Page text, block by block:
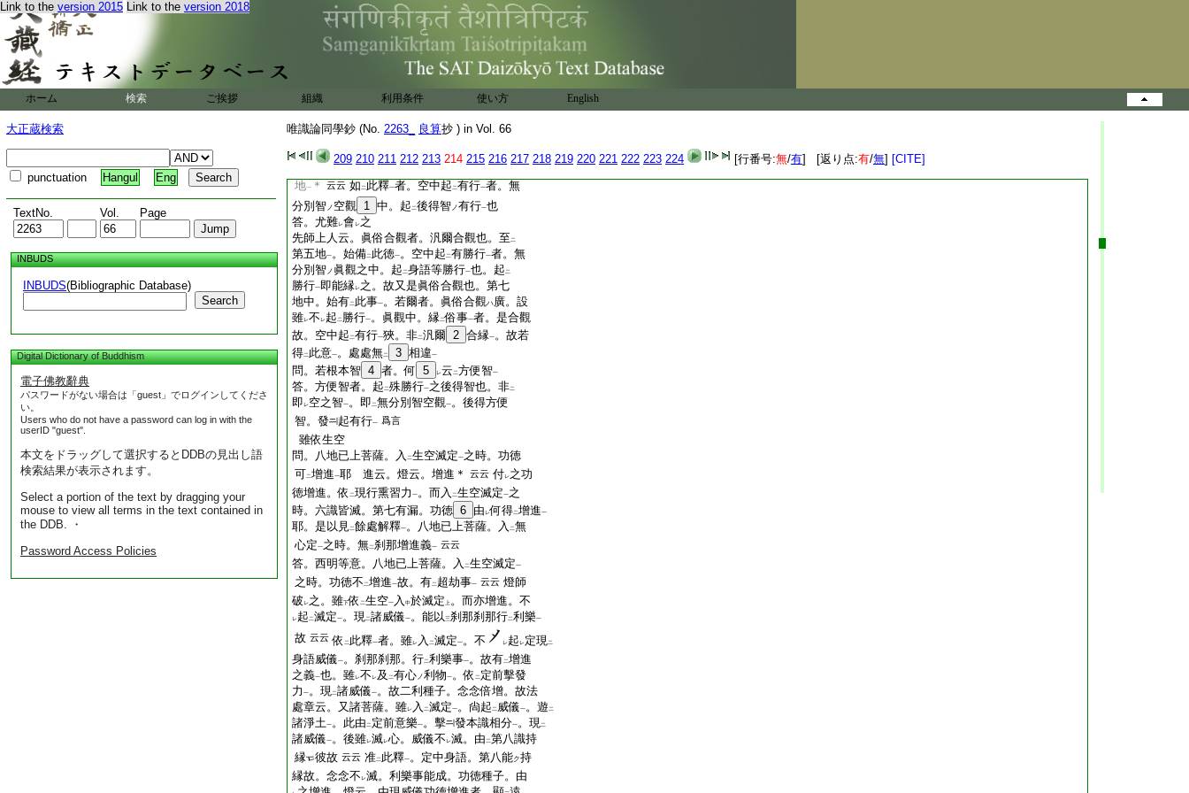
Link to the version 2015 Link to the version 2018
ホーム 検索 ご挨拶 組織 利用条件 使い方 English
大正蔵検索
punctuation Hangul Eng
TextNo. Vol. Page
INBUDS
INBUDS(Bibliographic Database)
Search
Digital Dictionary of Buddhism
電子佛教辭典
パスワードがない場合は「guest」でログインしてくださ
い。
Users who do not have a password can log in with the
userID "guest".
本文をドラッグして選択するとDDBの見出し語
検索結果が表示されます。
Select a portion of the text by dragging your
mouse to view all terms in the text contained in
the DDB. ・
Password Access Policies
唯識論同學鈔 (No. 2263_ 良算抄 ) in Vol. 66
209 210 211 212 213 214 215 216 217 218 219 220 221 222 223 224 [行番号:無/有] [返り点:有/無] [CITE]
有行 爲言
尋云。章云。八地已上。無 27 剋勵修 。任運空
有勝行 一。眞俗二識。恒俱合縁 云云 如
有勝行 一者。即眞俗合觀
答。擧
也
問。疏十本釋 未能空中起有勝行之文 云。
所レ言空者。無相空理。於二空中 。 28 作二
即眞觀中。起
後二智 。少用 功力 。即能得 30 故 不 同 五
地一 ＊ 云云 如 二 此釋一者。空中起 二有行一者。無
分別智ノ 空觀 1 中。起 二後得智ノ有行一也
答。尤難レ會レ之
先師上人云。眞俗合觀者。汎爾合觀也。至 二
第五地一。始備二 此徳一。空中起 二有勝行一者。無
分別智ノ 眞觀之中。起 二身語等勝行一也。起 二
勝行一即能縁レ之。故又是眞俗合觀也。第七
地中。始有二 此事一。若爾者。眞俗合觀ハ廣。設
雖レ不 レ起 二 勝行一。眞觀中。縁二俗事一者。是合觀
故。空中起 二有行一狹。非二汎爾 2 合縁一。故若
得二 此意一。處處無二 3 相違一
問。若根本智 4 者。何 5 レ云 二方便智一
答。方便智者。起 二殊勝行一之後得智也。非二
即 レ空之智一。即 二無分別智空觀一。後得方便
智。發
起有行一 爲言
雖依生空
問。八地已上菩薩。入 二生空滅定一之時。功徳
可二增進一耶 進云。燈云。增進＊ 云云 付レ之功
徳增進。依 二現行熏習力 一。而入 二生空滅定一之
時。六識皆滅。第七有漏。功徳 6 由 レ何得二增進一
耶。是以見二餘處解釋一。八地已上菩薩。入 二無
心定一之時。無二刹那增進義一 云云
答。西明等意。八地已上菩薩。入 二生空滅定一
之時。功徳不 二增進一故。有二 超劫事一 云云 燈師
破 レ之。雖下依 二生空一 入 中於滅定 上 。而亦增進。不
レ起 二滅定一。現二諸威儀一。能以三刹那刹那行二利樂一
故 云云 依 二 此釋一者。雖レ 入 二滅定一。不 レ起 レ定現二
身語威儀一。刹那刹那。行二利樂事一。故有二增進
之義一也。雖レ不 レ及 二有心ノ利物一。依 二 定前擊發
力 一。現二諸威儀一。故二利種子。念念倍增。故法
處章云。又諸菩薩。雖レ 入 二滅定一。尙起 二 威儀一。遊二
諸淨土一。此由 二 定前意樂一。擊 發本識相分一。現二
諸威儀一。後雖レ滅レ心。威儀不 レ滅。由 二第八識持
縁
彼故 云云 准二 此釋一。定中身語。第八能ク持
縁故。念念不 レ滅。利樂事能成。功徳種子。由